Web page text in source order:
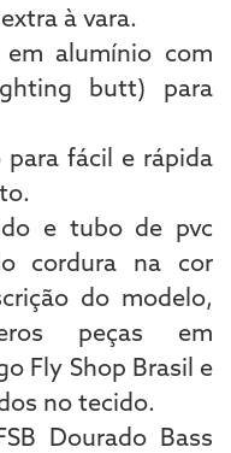
à vara.
alumínio com
butt) para
fácil e rápida
e tubo de pvc
cordura na cor
do modelo,
peças em
Fly Shop Brasil e
no tecido.
Dourado Bass